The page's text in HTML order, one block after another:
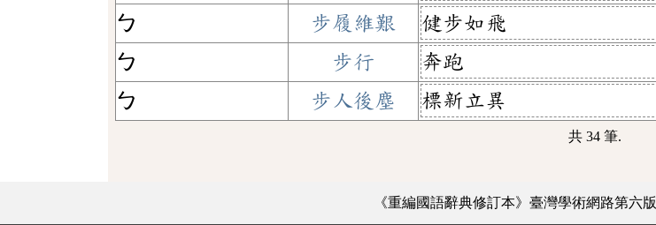
ㄅ
步履維艱
健步如飛
ㄅ
步行
奔跑
ㄅ
步人後塵 標新立異
共 34 筆.
《重編國語辭典修訂本》臺灣學術網路第六版